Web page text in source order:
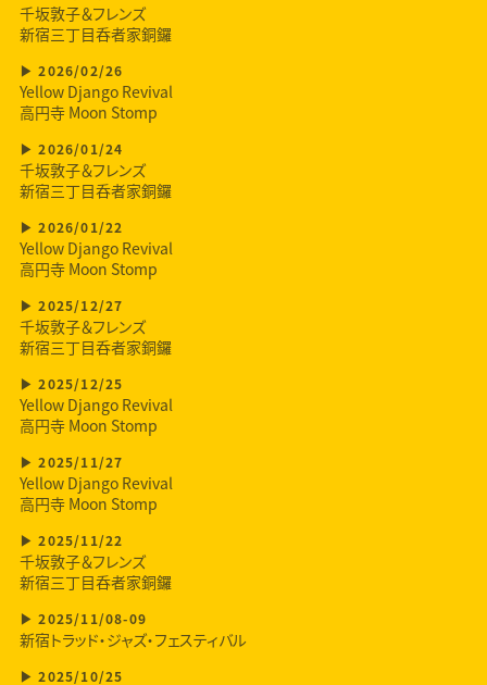
千坂敦子＆フレンズ
新宿三丁目呑者家銅鑼
2026/02/26
Yellow Django Revival
高円寺 Moon Stomp
2026/01/24
千坂敦子＆フレンズ
新宿三丁目呑者家銅鑼
2026/01/22
Yellow Django Revival
高円寺 Moon Stomp
2025/12/27
千坂敦子＆フレンズ
新宿三丁目呑者家銅鑼
2025/12/25
Yellow Django Revival
高円寺 Moon Stomp
2025/11/27
Yellow Django Revival
高円寺 Moon Stomp
2025/11/22
千坂敦子＆フレンズ
新宿三丁目呑者家銅鑼
2025/11/08-09
新宿トラッド・ジャズ・フェスティバル
2025/10/25